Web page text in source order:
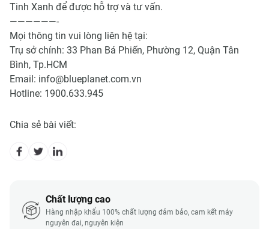
Tinh Xanh để được hỗ trợ và tư vấn.
——————-
Mọi thông tin vui lòng liên hệ tại:
Trụ sở chính: 33 Phan Bá Phiến, Phường 12, Quận Tân
Bình, Tp.HCM
Email: info@blueplanet.com.vn
Hotline: 1900.633.945
Chia sẻ bài viết:
Chất lượng cao
Hàng nhập khẩu 100% chất lượng đảm bảo, cam kết máy
nguyên đai, nguyên kiện